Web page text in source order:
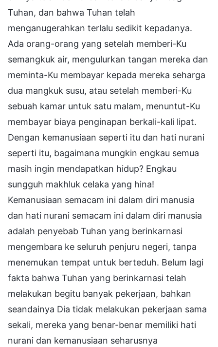
Tuhan, dan bahwa Tuhan telah
menganugerahkan terlalu sedikit kepadanya.
Ada orang-orang yang setelah memberi-Ku
semangkuk air, mengulurkan tangan mereka dan
meminta-Ku membayar kepada mereka seharga
dua mangkuk susu, atau setelah memberi-Ku
sebuah kamar untuk satu malam, menuntut-Ku
membayar biaya penginapan berkali-kali lipat.
Dengan kemanusiaan seperti itu dan hati nurani
seperti itu, bagaimana mungkin engkau semua
masih ingin mendapatkan hidup? Engkau
sungguh makhluk celaka yang hina!
Kemanusiaan semacam ini dalam diri manusia
dan hati nurani semacam ini dalam diri manusia
adalah penyebab Tuhan yang berinkarnasi
mengembara ke seluruh penjuru negeri, tanpa
menemukan tempat untuk berteduh. Belum lagi
fakta bahwa Tuhan yang berinkarnasi telah
melakukan begitu banyak pekerjaan, bahkan
seandainya Dia tidak melakukan pekerjaan sama
sekali, mereka yang benar-benar memiliki hati
nurani dan kemanusiaan seharusnya